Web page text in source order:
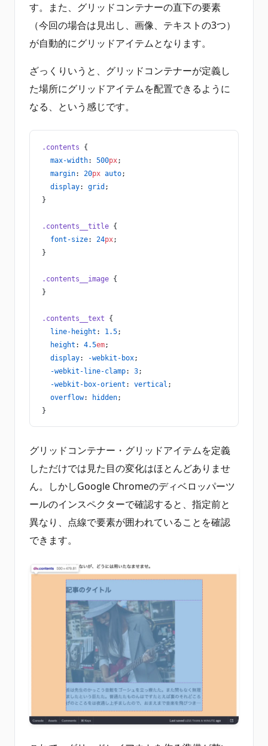
す。また、グリッドコンテナーの直下の要素
（今回の場合は見出し、画像、テキストの3つ）
が自動的にグリッドアイテムとなります。
ざっくりいうと、グリッドコンテナーが定義し
た場所にグリッドアイテムを配置できるように
なる、という感じです。
.contents {
  max-width
: 500px;
  margin
: 20px auto;
  display
: grid ;
}
.contents__title {
  font-size
: 24px;
}
.contents__image {
}
.contents__text {
  line-height
: 1.5;
  height
: 4.5em;
  display
: -webkit-box;
  -webkit-line-clamp
: 3;
  -webkit-box-orient
: vertical ;
  overflow
: hidden;
}
グリッドコンテナー・グリッドアイテムを定義
しただけでは見た目の変化はほとんどありませ
ん。しかしGoogle Chromeのディベロッパーツ
ールのインスペクターで確認すると、指定前と
異なり、点線で要素が囲われていることを確認
できます。